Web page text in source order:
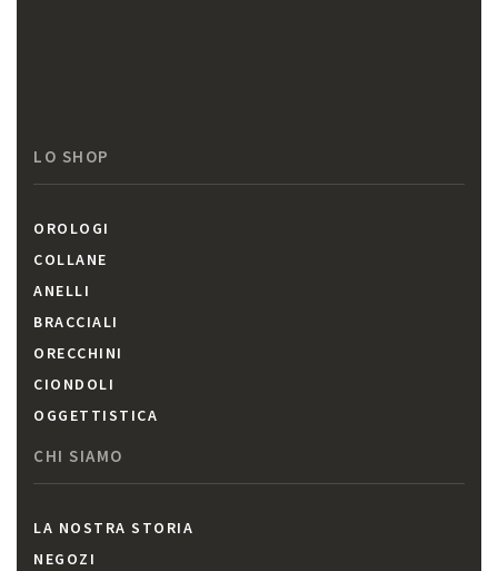
LO SHOP
OROLOGI
COLLANE
ANELLI
BRACCIALI
ORECCHINI
CIONDOLI
OGGETTISTICA
CHI SIAMO
LA NOSTRA STORIA
NEGOZI